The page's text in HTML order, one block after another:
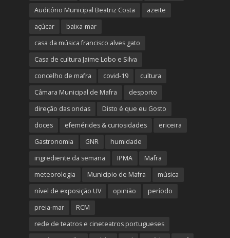
Auditório Municipal Beatriz Costa
azeite
açúcar
baixa-mar
casa da música francisco alves gato
Casa de cultura Jaime Lobo e Silva
concelho de mafra
covid-19
cultura
Câmara Municipal de Mafra
desporto
direção das ondas
Disto é que eu Gosto
doces
efemérides & curiosidades
ericeira
Gastronomia
GNR
humidade
ingrediente da semana
IPMA
Mafra
meteorologia
Município de Mafra
música
nível de exposição UV
opinião
período
preia-mar
RCM
rede de teatros e cineteatros portugueses